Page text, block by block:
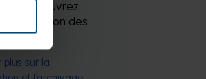
Découvrez
la gestion des
plus sur la